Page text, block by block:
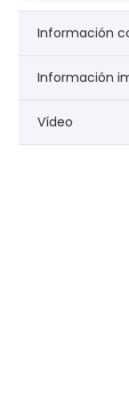
Información
Información
Vídeo